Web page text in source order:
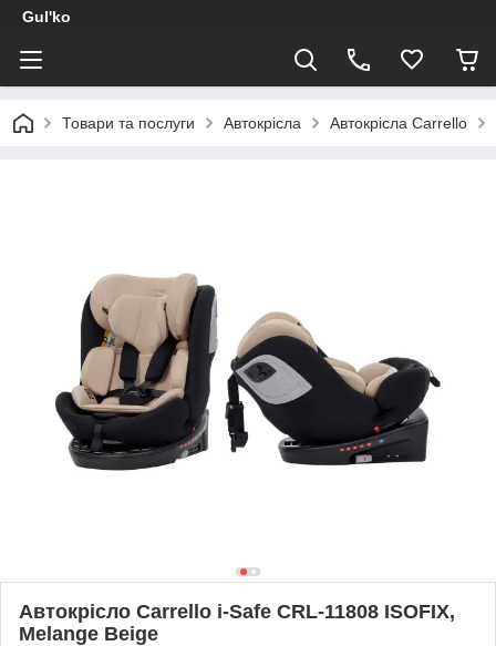
Gul'ko
Товари та послуги Автокрісла Автокрісла Carrello
Автокрісло Carrello i-Safe CRL-11808 ISOFIX,
Melange Beige